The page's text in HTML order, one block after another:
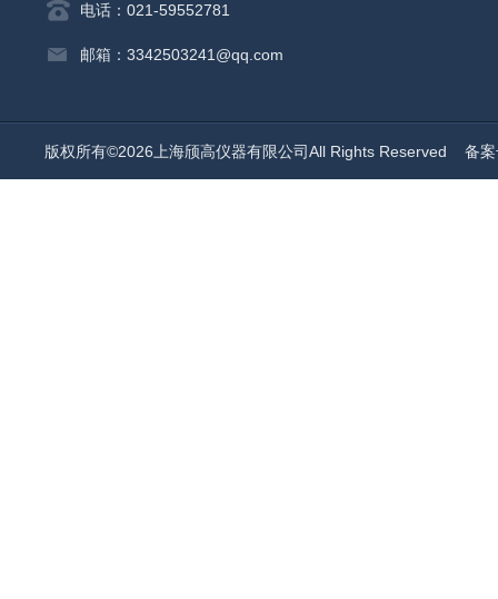
电话：021-59552781
邮箱：3342503241@qq.com
版权所有©2026上海颀高仪器有限公司All Rights Reserved 备